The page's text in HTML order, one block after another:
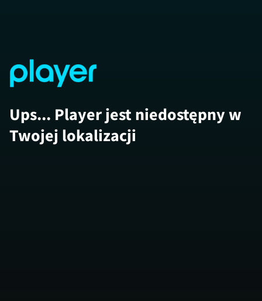
Ups... Player jest niedostępny w
Twojej lokalizacji